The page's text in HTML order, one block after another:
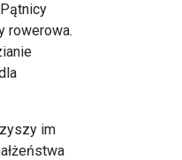
rowerowa.
im